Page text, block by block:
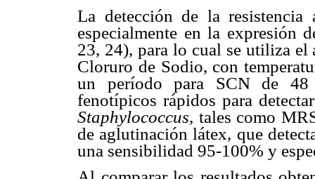
La detección de la
especialmente en la expresión
23, 24), para lo cual se utiliza
Cloruro de Sodio, con
un período para SCN de 48
fenotípicos rápidos para
Staphylococcus, tales como
de aglutinación látex, que
una sensibilidad 95-100% y